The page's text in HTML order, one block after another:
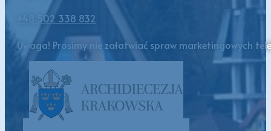
+48 502 338 832
Uwaga! Prosimy nie załatwiać spraw marketingowych